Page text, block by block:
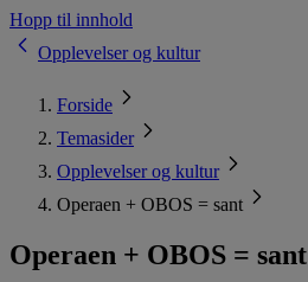
Hopp til innhold
Opplevelser og kultur
Forside
Temasider
Opplevelser og kultur
Operaen + OBOS = sant
Operaen + OBOS = sant